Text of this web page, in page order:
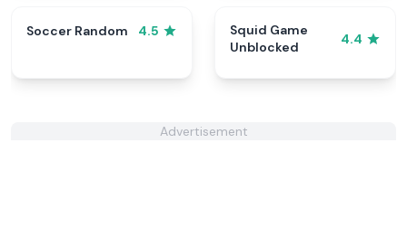
Soccer Random 4.5
Squid Game
Unblocked
4.4
Advertisement